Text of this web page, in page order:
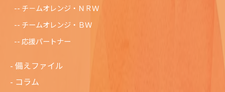
チ－ムオレンジ・ＮＲＷ
チームオレンジ・ＢＷ
応援パートナー
備えファイル
コラム